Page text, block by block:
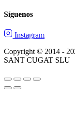
Síguenos
Instagram
Copyright © 2014 -
SANT CUGAT SLU